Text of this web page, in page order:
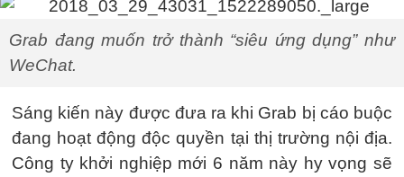
Grab đang muốn trở thành “siêu ứng dụng” như
WeChat.
Sáng kiến ​​này được đưa ra khi Grab bị cáo buộc
đang hoạt động độc quyền tại thị trường nội địa.
Công ty khởi nghiệp mới 6 năm này hy vọng sẽ